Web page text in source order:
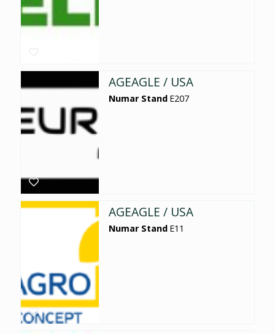
AGEAGLE / USA
Numar Stand E207
AGEAGLE / USA
Numar Stand E11